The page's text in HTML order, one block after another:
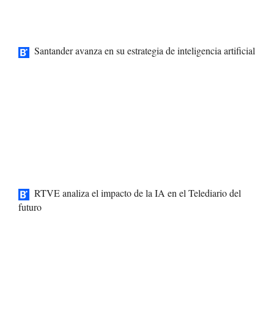
Santander avanza en su estrategia de inteligencia artificial
RTVE analiza el impacto de la IA en el Telediario del
futuro